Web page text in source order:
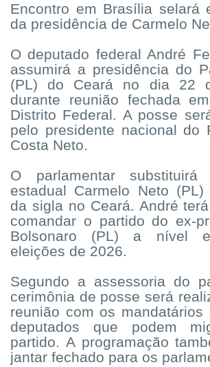
Encontro em Brasília selará
da presidência de Carmelo
O deputado federal André
assumirá a presidência do
(PL) do Ceará no dia 22
durante reunião fechada
Distrito Federal. A posse
pelo presidente nacional do
Costa Neto.
O parlamentar
estadual Carmelo Neto
da sigla no Ceará. André
comandar o partido do ex-
Bolsonaro (PL) a nível
eleições de 2026.
Segundo a assessoria do
cerimônia de posse será
reunião com os mandatários
deputados que podem
partido. A programação
jantar fechado para os